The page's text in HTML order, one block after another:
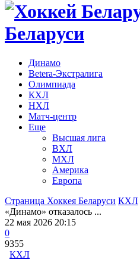
Беларуси
Динамо
Betera-Экстралига
Олимпиада
КХЛ
НХЛ
Матч-центр
Еще
Высшая лига
ВХЛ
МХЛ
Америка
Европа
Страница Хоккея Беларуси КХЛ
«Динамо» отказалось ...
22 мая 2026 20:15
0
9355
КХЛ